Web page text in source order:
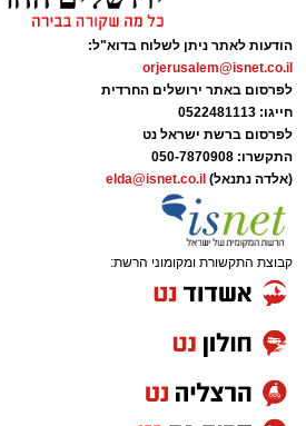
מערכת האתר / 19:38 02.08.26
תגים: משטרה,
ל-21:00, יתקיים מעמד
באירוע הצפוי להביא אליו
משפחות, ילדים והמוני בית
המעמד החגיגי.
הודעות לאתר ניתן לשלוח בדוא"ל:
orjerusalem@isnet.co.il
לפרסום באתר ירושלים החרדית
חייגו: 0522481113
לפרסום ברשת ישראל נט
התקשרו: 050-7870908
(אלדה נתנאל) elda@isnet.co.il
קבוצת התקשורת ומקומוני הרשת: